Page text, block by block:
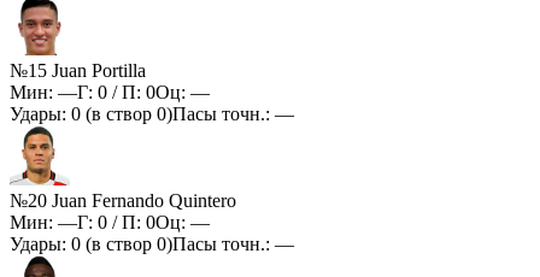
№15 Juan Portilla
Мин: —Г: 0 / П: 0Оц: —
Удары: 0 (в створ 0)Пасы точн.: —
№20 Juan Fernando Quintero
Мин: —Г: 0 / П: 0Оц: —
Удары: 0 (в створ 0)Пасы точн.: —